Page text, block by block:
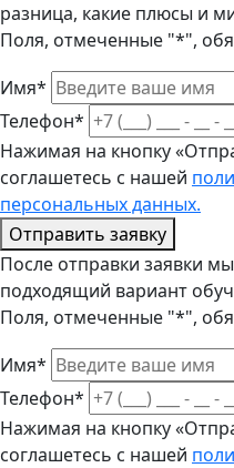
разница, какие плюсы и
Поля, отмеченные "*",
Имя*
Телефон*
Нажимая на кнопку
соглашетесь с нашей
персональных данных.
Отправить заявку
После отправки заявки
подходящий вариант
Поля, отмеченные "*",
Имя*
Телефон*
Нажимая на кнопку
соглашетесь с нашей